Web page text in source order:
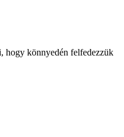
hogy könnyedén felfedezzük